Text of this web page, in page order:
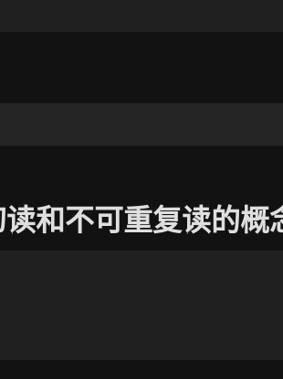
和不可重复读的概